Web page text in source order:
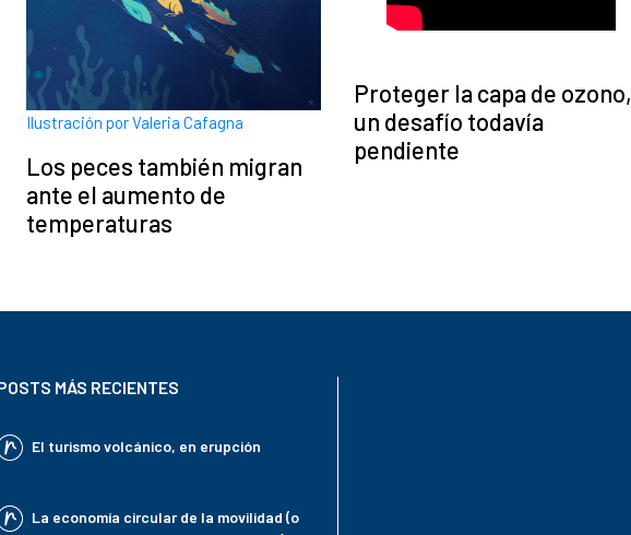
Ilustración por Valeria Cafagna
Los peces también migran
ante el aumento de
temperaturas
Proteger la capa de ozono,
un desafío todavía
pendiente
MÁS RECIENTES
El turismo volcánico, en erupción
La economía circular de la movilidad (o